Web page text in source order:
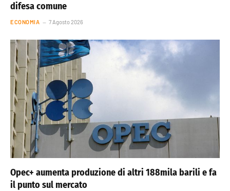
difesa comune
ECONOMIA 7 Agosto 2026
Opec+ aumenta produzione di altri 188mila barili e fa
il punto sul mercato